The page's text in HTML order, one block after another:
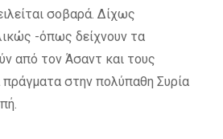
σοβαρά. Δίχως
-όπως δείχνουν τα
από τον Άσαντ και τους
στην πολύπαθη Συρία